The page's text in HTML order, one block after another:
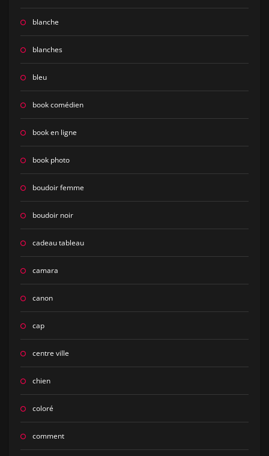
blanche
blanches
bleu
book comédien
book en ligne
book photo
boudoir femme
boudoir noir
cadeau tableau
camara
canon
cap
centre ville
chien
coloré
comment